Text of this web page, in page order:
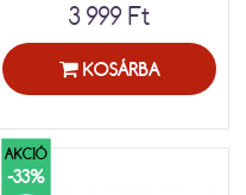
3 999 Ft
KOSÁRBA
AKCIÓ
-33%